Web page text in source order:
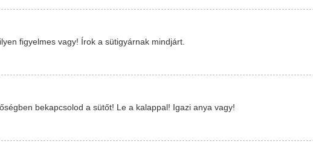
figyelmes vagy! Írok a sütigyárnak mindjárt.
bekapcsolod a sütőt! Le a kalappal! Igazi anya vagy!